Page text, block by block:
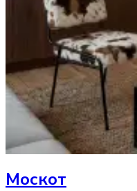
Москот